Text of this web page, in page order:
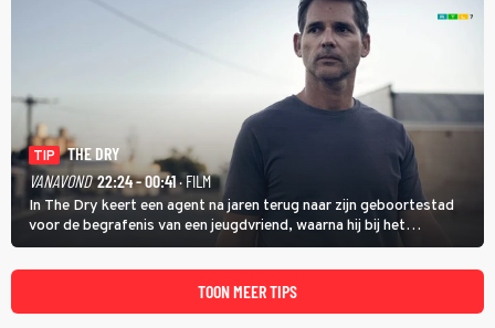
TIP
THE DRY
VANAVOND 22:24 - 00:41· FILM
In The Dry keert een agent na jaren terug naar zijn geboortestad
voor de begrafenis van een jeugdvriend, waarna hij bij het
onderzoeken van diens dood een verband begint te vermoeden
met een oude zaak.
TOON MEER TIPS